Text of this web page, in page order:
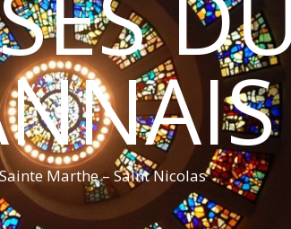
Marthe – Saint Nicolas